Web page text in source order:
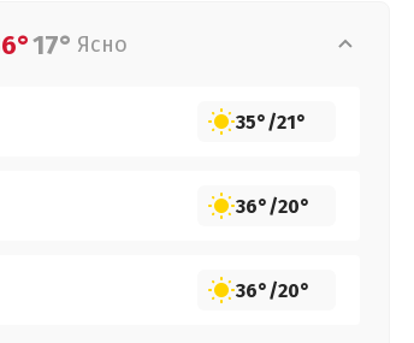
17° Ясно
35°/21°
36°/20°
36°/20°